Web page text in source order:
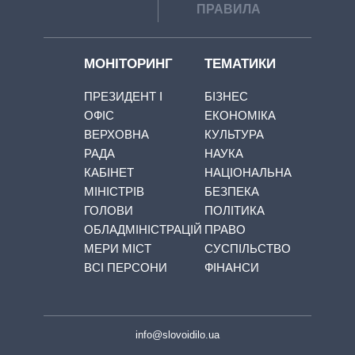
ПРАВИЛА
МОНІТОРИНГ
ПРЕЗИДЕНТ І
ОФІС
ВЕРХОВНА
РАДА
КАБІНЕТ
МІНІСТРІВ
ГОЛОВИ
ОБЛАДМІНІСТРАЦІЙ
МЕРИ МІСТ
ВСІ ПЕРСОНИ
ТЕМАТИКИ
БІЗНЕС
ЕКОНОМІКА
КУЛЬТУРА
НАУКА
НАЦІОНАЛЬНА
БЕЗПЕКА
ПОЛІТИКА
ПРАВО
СУСПІЛЬСТВО
ФІНАНСИ
info@slovoidilo.ua